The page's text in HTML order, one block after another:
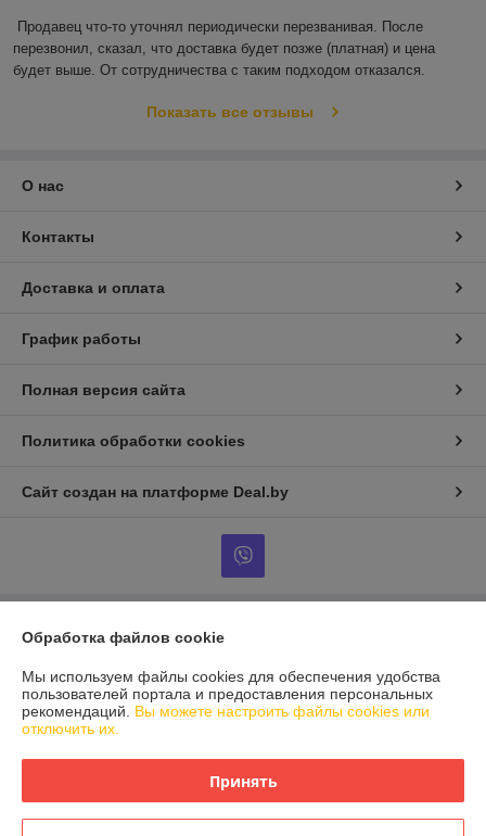
Продавец что-то уточнял периодически перезванивая. После
перезвонил, сказал, что доставка будет позже (платная) и цена
будет выше. От сотрудничества с таким подходом отказался.
Показать все отзывы
О нас
Контакты
Доставка и оплата
График работы
Полная версия сайта
Политика обработки cookies
Сайт создан на платформе Deal.by
Информация для покупателя
Индивидуальный предприниматель:ИП Сомкин
Минский р-н, аг.Острошицкий Городок, ул.Ленинская, д.75, кв.1
Регистрационный номер ЕГР: 691451611
УНП: 691451611
Регистрационный орган: Минский райисполком
Дата регистрации компании: 16.03.2012
Обработка файлов cookie
Мы используем файлы cookies для обеспечения удобства
пользователей портала и предоставления персональных
рекомендаций. Вы можете настроить файлы cookies или
отключить их.
Принять